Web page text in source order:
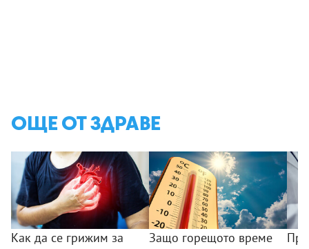
ОЩЕ ОТ ЗДРАВЕ
Как да се грижим за
Защо горещото време